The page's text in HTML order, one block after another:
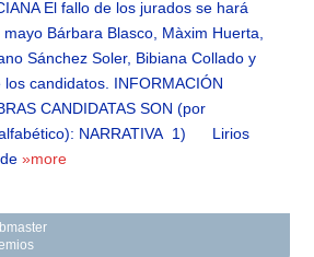
El fallo de los jurados se hará
Bárbara Blasco, Màxim Huerta,
Sánchez Soler, Bibiana Collado y
candidatos. INFORMACIÓN
CANDIDATAS SON (por
alfabético): NARRATIVA 1) Lirios
de»more